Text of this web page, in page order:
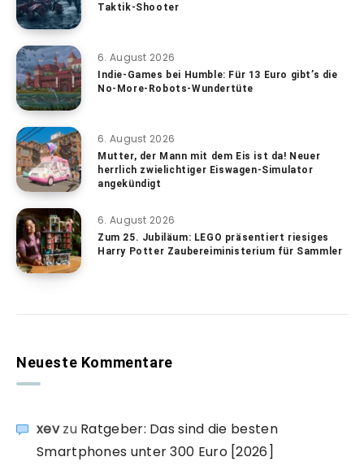
Taktik-Shooter
6. August 2026
Indie-Games bei Humble: Für 13 Euro gibt’s die
No-More-Robots-Wundertüte
6. August 2026
Mutter, der Mann mit dem Eis ist da! Neuer
herrlich zwielichtiger Eiswagen-Simulator
angekündigt
6. August 2026
Zum 25. Jubiläum: LEGO präsentiert riesiges
Harry Potter Zaubereiministerium für Sammler
Neueste Kommentare
xevzu Ratgeber: Das sind die besten
Smartphones unter 300 Euro [2026]